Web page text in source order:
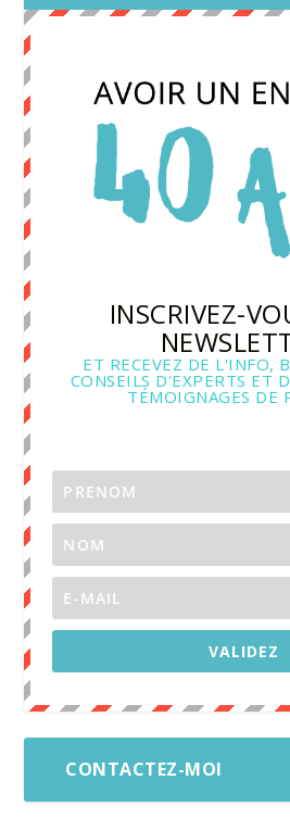
INSCRIVEZ-
ET RECEVEZ DE L'INFO,
CONSEILS D'EXPERTS ET
TÉMOIGNAGES DE
VALIDEZ
CONTACTEZ-MOI